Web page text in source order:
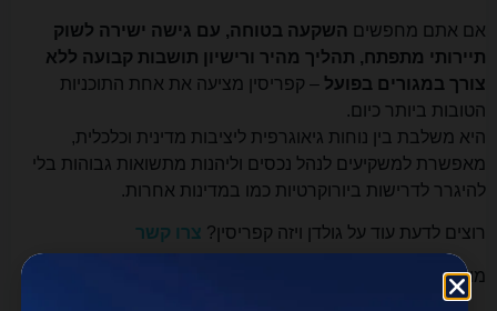
אם אתם מחפשיםהשקעה בטוחה, עם גישה ישירה לשוק
תיירותי מתפתח, תהליך מהיר ורישיון תושבות קבועה ללא
צורך במגורים בפועל– קפריסין מציעה את אחת התוכניות
הטובות ביותר כיום.
היא משלבת בין נוחות גיאוגרפית ליציבות מדינית וכלכלית,
מאפשרת למשקיעים לנהל נכסים וליהנות מתשואות גבוהות בלי
להיגרר לדרישות ביורוקרטיות כמו במדינות אחרות.
רוצים לדעת עוד על גולדן ויזה קפריסין?צרו קשר
מוזמנים לקרוא על